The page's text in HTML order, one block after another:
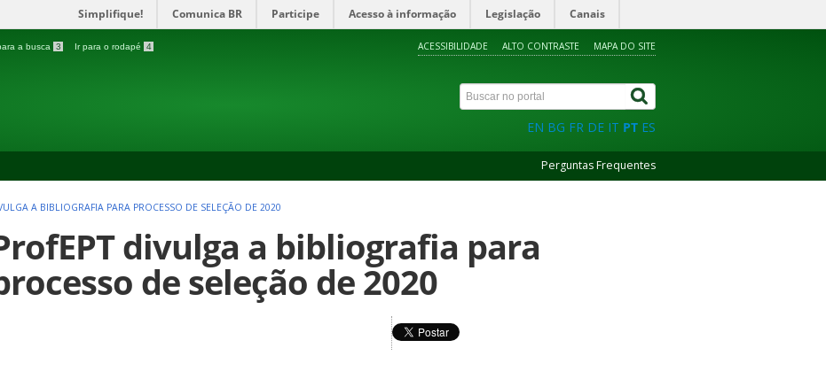
Simplifique! Comunica BR Participe Acesso à informação Legislação Canais
a busca 3 Ir para o rodapé 4 ACESSIBILIDADE ALTO CONTRASTE MAPA DO SITE
EN BG FR DE IT PT ES
Perguntas Frequentes
A BIBLIOGRAFIA PARA PROCESSO DE SELEÇÃO DE 2020
divulga a bibliografia para
de seleção de 2020